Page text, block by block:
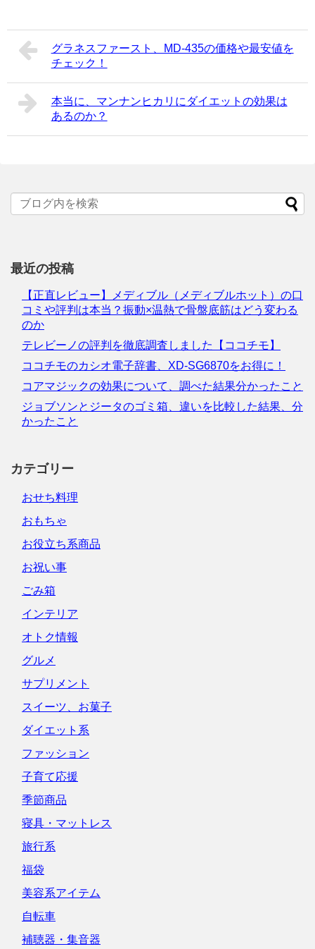
グラネスファースト、MD-435の価格や最安値を
チェック！
本当に、マンナンヒカリにダイエットの効果は
あるのか？
最近の投稿
【正直レビュー】メディブル（メディブルホット）の口
コミや評判は本当？振動×温熱で骨盤底筋はどう変わる
のか
テレビーノの評判を徹底調査しました【ココチモ】
ココチモのカシオ電子辞書、XD-SG6870をお得に！
コアマジックの効果について、調べた結果分かったこと
ジョブソンとジータのゴミ箱、違いを比較した結果、分
かったこと
カテゴリー
おせち料理
おもちゃ
お役立ち系商品
お祝い事
ごみ箱
インテリア
オトク情報
グルメ
サプリメント
スイーツ、お菓子
ダイエット系
ファッション
子育て応援
季節商品
寝具・マットレス
旅行系
福袋
美容系アイテム
自転車
補聴器・集音器